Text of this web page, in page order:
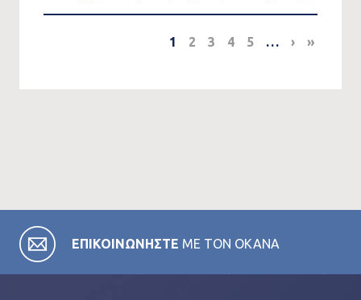
1 2 3 4 5 … › Next
»
ΕΠΙΚΟΙΝΩΝΗΣΤΕ ΜΕ ΤΟΝ ΟΚΑΝΑ